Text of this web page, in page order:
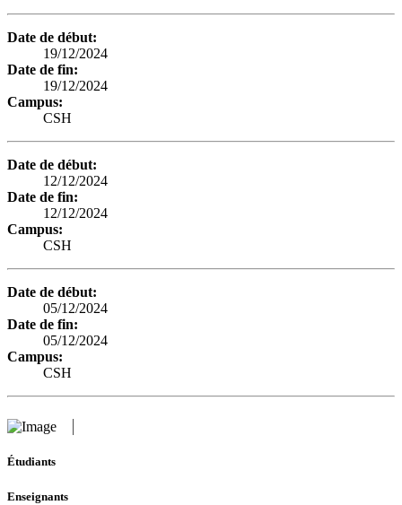
Date de début:
19/12/2024
Date de fin:
19/12/2024
Campus:
CSH
Date de début:
12/12/2024
Date de fin:
12/12/2024
Campus:
CSH
Date de début:
05/12/2024
Date de fin:
05/12/2024
Campus:
CSH
Étudiants
Enseignants